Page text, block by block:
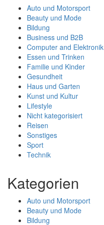
Auto und Motorsport
Beauty und Mode
Bildung
Business und B2B
Computer and Elektronik
Essen und Trinken
Familie und Kinder
Gesundheit
Haus und Garten
Kunst und Kultur
Lifestyle
Nicht kategorisiert
Reisen
Sonstiges
Sport
Technik
Kategorien
Auto und Motorsport
Beauty und Mode
Bildung